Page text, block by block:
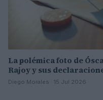
La polémica foto de
Rajoy y sus
Diego Morales · 15 Jul 2026